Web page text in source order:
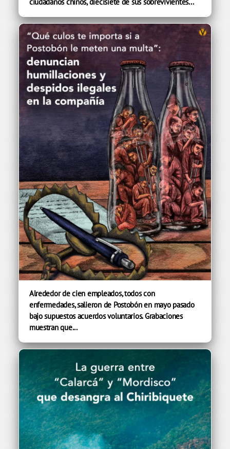
Alrededor de cien empleados, todos con
enfermedades, salieron de Postobón en mayo pasado
bajo supuestos acuerdos voluntarios. Grabaciones
muestran que...